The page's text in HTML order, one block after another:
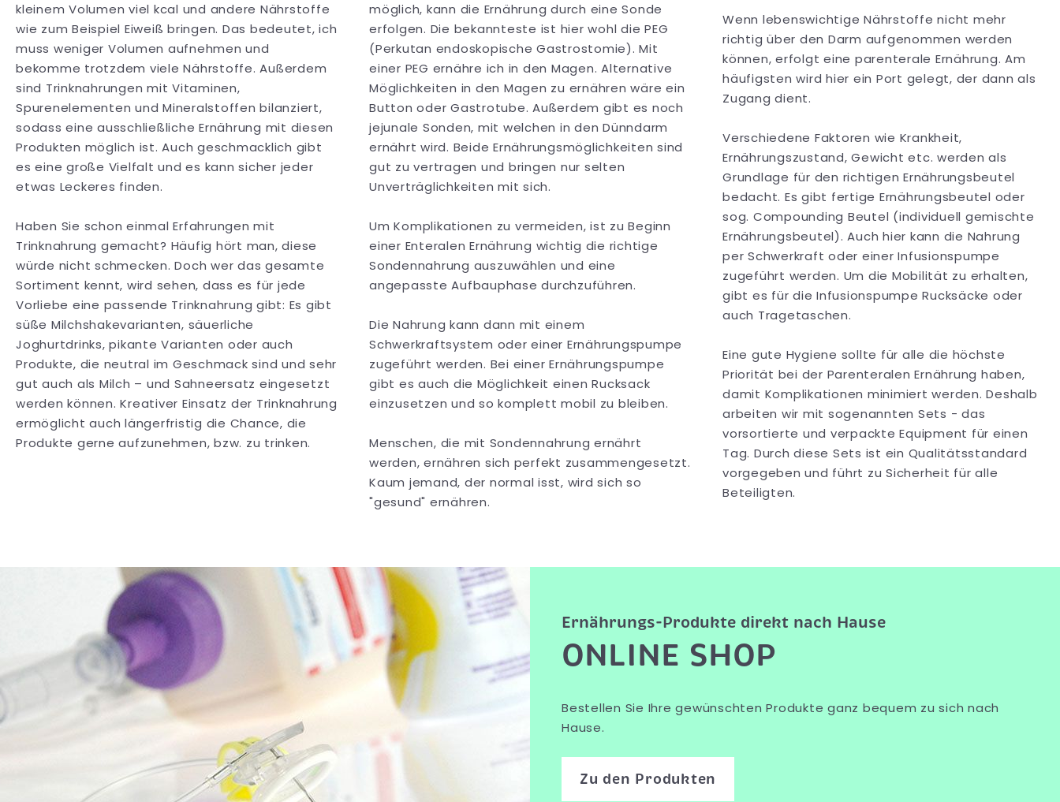
kleinem Volumen viel kcal und andere Nährstoffe
wie zum Beispiel Eiweiß bringen. Das bedeutet, ich
muss weniger Volumen aufnehmen und
bekomme trotzdem viele Nährstoffe. Außerdem
sind Trinknahrungen mit Vitaminen,
Spurenelementen und Mineralstoffen bilanziert,
sodass eine ausschließliche Ernährung mit diesen
Produkten möglich ist. Auch geschmacklich gibt
es eine große Vielfalt und es kann sicher jeder
etwas Leckeres finden.
Haben Sie schon einmal Erfahrungen mit
Trinknahrung gemacht? Häufig hört man, diese
würde nicht schmecken. Doch wer das gesamte
Sortiment kennt, wird sehen, dass es für jede
Vorliebe eine passende Trinknahrung gibt: Es gibt
süße Milchshakevarianten, säuerliche
Joghurtdrinks, pikante Varianten oder auch
Produkte, die neutral im Geschmack sind und sehr
gut auch als Milch – und Sahneersatz eingesetzt
werden können. Kreativer Einsatz der Trinknahrung
ermöglicht auch längerfristig die Chance, die
Produkte gerne aufzunehmen, bzw. zu trinken.
möglich, kann die Ernährung durch eine Sonde
erfolgen. Die bekannteste ist hier wohl die PEG
(Perkutan endoskopische Gastrostomie). Mit
einer PEG ernähre ich in den Magen. Alternative
Möglichkeiten in den Magen zu ernähren wäre ein
Button oder Gastrotube. Außerdem gibt es noch
jejunale Sonden, mit welchen in den Dünndarm
ernährt wird. Beide Ernährungsmöglichkeiten sind
gut zu vertragen und bringen nur selten
Unverträglichkeiten mit sich.
Um Komplikationen zu vermeiden, ist zu Beginn
einer Enteralen Ernährung wichtig die richtige
Sondennahrung auszuwählen und eine
angepasste Aufbauphase durchzuführen.
Die Nahrung kann dann mit einem
Schwerkraftsystem oder einer Ernährungspumpe
zugeführt werden. Bei einer Ernährungspumpe
gibt es auch die Möglichkeit einen Rucksack
einzusetzen und so komplett mobil zu bleiben.
Menschen, die mit Sondennahrung ernährt
werden, ernähren sich perfekt zusammengesetzt.
Kaum jemand, der normal isst, wird sich so
"gesund" ernähren.
Wenn lebenswichtige Nährstoffe nicht mehr
richtig über den Darm aufgenommen werden
können, erfolgt eine parenterale Ernährung. Am
häufigsten wird hier ein Port gelegt, der dann als
Zugang dient.
Verschiedene Faktoren wie Krankheit,
Ernährungszustand, Gewicht etc. werden als
Grundlage für den richtigen Ernährungsbeutel
bedacht. Es gibt fertige Ernährungsbeutel oder
sog. Compounding Beutel (individuell gemischte
Ernährungsbeutel). Auch hier kann die Nahrung
per Schwerkraft oder einer Infusionspumpe
zugeführt werden. Um die Mobilität zu erhalten,
gibt es für die Infusionspumpe Rucksäcke oder
auch Tragetaschen.
Eine gute Hygiene sollte für alle die höchste
Priorität bei der Parenteralen Ernährung haben,
damit Komplikationen minimiert werden. Deshalb
arbeiten wir mit sogenannten Sets - das
vorsortierte und verpackte Equipment für einen
Tag. Durch diese Sets ist ein Qualitätsstandard
vorgegeben und führt zu Sicherheit für alle
Beteiligten.
Ernährungs-Produkte direkt nach Hause
ONLINE SHOP
Bestellen Sie Ihre gewünschten Produkte ganz bequem zu sich nach
Hause.
Zu den Produkten